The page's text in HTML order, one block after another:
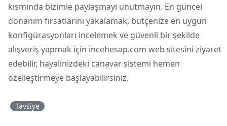
kısmında bizimle paylaşmayı unutmayın. En güncel
donanım fırsatlarını yakalamak, bütçenize en uygun
konfigürasyonları incelemek ve güvenli bir şekilde
alışveriş yapmak için incehesap.com web sitesini ziyaret
edebilir, hayalinizdeki canavar sistemi hemen
özelleştirmeye başlayabilirsiniz.
Tavsiye